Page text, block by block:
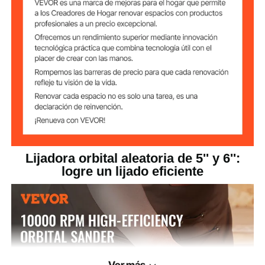
Tamaño de la
almohadilla de
pulido
5 pulgadas y 6 pulgadas
6 niveles de
velocidad
4000 - 10 000 RPM
Peso del producto
4,4 lb/2 kg (incluye todos los
accesorios)
Dimensiones del
producto
10 x 6 x 4,3 pulgadas / 255 x
150 x 110 mm
Lijadora orbital aleatoria de 5'' y 6'':
logre un lijado eficiente